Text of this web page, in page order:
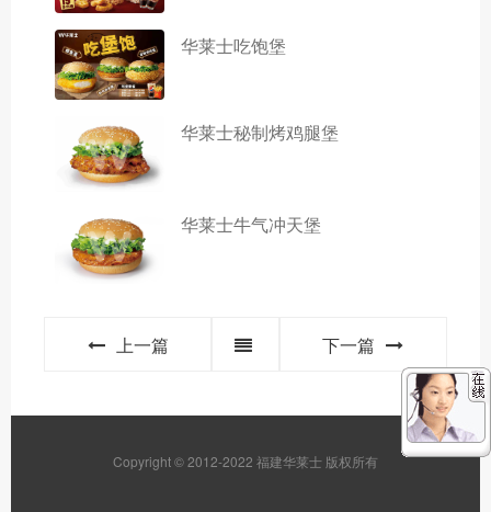
华莱士吃饱堡
华莱士秘制烤鸡腿堡
华莱士牛气冲天堡
上一篇 下一篇
Copyright © 2012-2022 福建华莱士 版权所有